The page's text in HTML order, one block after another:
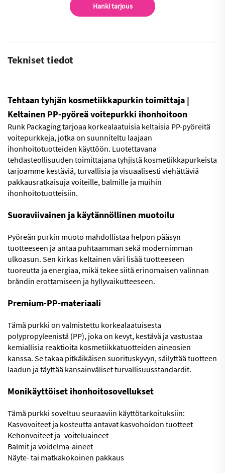
Hanki tarjous
Tekniset tiedot
Tehtaan tyhjän kosmetiikkapurkin toimittaja |
Keltainen PP-pyöreä voitepurkki ihonhoitoon
Runk Packaging tarjoaa korkealaatuisia keltaisia PP-pyöreitä
voitepurkkeja, jotka on suunniteltu laajaan
ihonhoitotuotteiden käyttöön. Luotettavana
tehdasteollisuuden toimittajana tyhjistä kosmetiikkapurkeista
tarjoamme kestäviä, turvallisia ja visuaalisesti viehättäviä
pakkausratkaisuja voiteille, balmille ja muihin
ihonhoitotuotteisiin.
Suoraviivainen ja käytännöllinen muotoilu
Pyöreän purkin muoto mahdollistaa helpon pääsyn
tuotteeseen ja antaa puhtaamman sekä modernimman
ulkoasun. Sen kirkas keltainen väri lisää tuotteeseen
tuoreutta ja energiaa, mikä tekee siitä erinomaisen valinnan
brändin erottamiseen ja hyllyvaikutteeseen.
Premium-PP-materiaali
Tämä purkki on valmistettu korkealaatuisesta
polypropyleenistä (PP), joka on kevyt, kestävä ja vastustaa
kemiallisia reaktioita kosmetiikkatuotteiden aineosien
kanssa. Se takaa pitkäikäisen suorituskyvyn, säilyttää tuotteen
laadun ja täyttää kansainväliset turvallisuusstandardit.
Monikäyttöiset ihonhoitosovellukset
Tämä purkki soveltuu seuraaviin käyttötarkoituksiin:
Kasvovoiteet ja kosteutta antavat kasvohoidon tuotteet
Kehonvoiteet ja -voiteluaineet
Balmit ja voidelma-aineet
Näyte- tai matkakokoinen pakkaus